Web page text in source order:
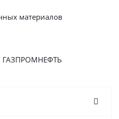
материалов
ГАЗПРОМНЕФТЬ